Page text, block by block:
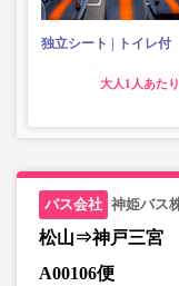
独立シート トイレ付
大人
神姫バス
松山⇒神戸三宮
A00106便